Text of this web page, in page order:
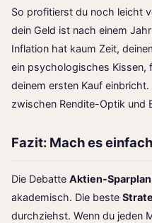
So profitierst du noch leicht
dein Geld ist nach einem
Inflation hat kaum Zeit,
ein psychologisches Kissen,
deinem ersten Kauf
zwischen Rendite-Optik und
Fazit: Mach es
Die Debatte Aktien-Sparplan
akademisch. Die beste
durchziehst. Wenn du jeden